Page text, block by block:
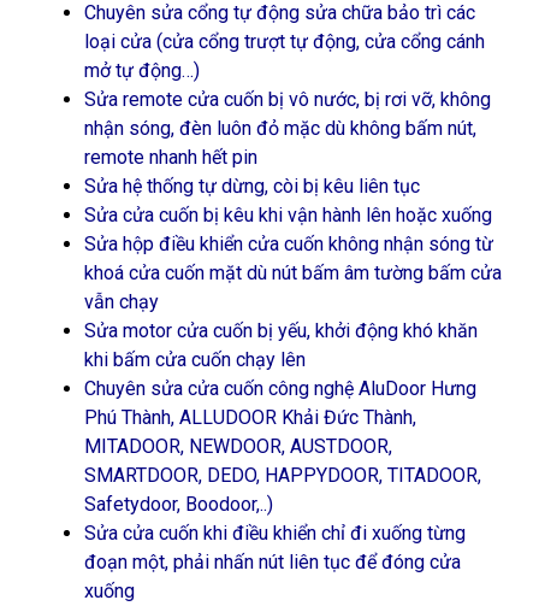
Chuyên sửa cổng tự động sửa chữa bảo trì các
loại cửa (cửa cổng trượt tự động, cửa cổng cánh
mở tự động…)
Sửa remote cửa cuốn bị vô nước, bị rơi vỡ, không
nhận sóng, đèn luôn đỏ mặc dù không bấm nút,
remote nhanh hết pin
Sửa hệ thống tự dừng, còi bị kêu liên tục
Sửa cửa cuốn bị kêu khi vận hành lên hoặc xuống
Sửa hộp điều khiển cửa cuốn không nhận sóng từ
khoá cửa cuốn mặt dù nút bấm âm tường bấm cửa
vẫn chạy
Sửa motor cửa cuốn bị yếu, khởi động khó khăn
khi bấm cửa cuốn chạy lên
Chuyên sửa cửa cuốn công nghệ AluDoor Hưng
Phú Thành, ALLUDOOR Khải Đức Thành,
MITADOOR, NEWDOOR, AUSTDOOR,
SMARTDOOR, DEDO, HAPPYDOOR, TITADOOR,
Safetydoor, Boodoor,..)
Sửa cửa cuốn khi điều khiển chỉ đi xuống từng
đoạn một, phải nhấn nút liên tục để đóng cửa
xuống